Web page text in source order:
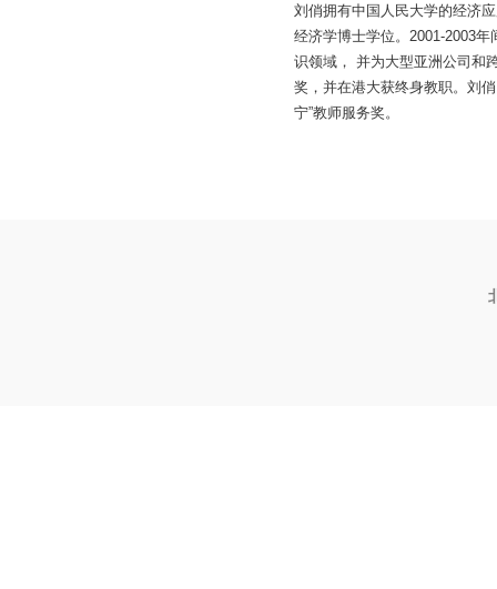
刘俏拥有中国人民大学的经济
经济学博士学位。2001-2003
识领域， 并为大型亚洲公司和
奖，并在港大获终身教职。刘
宁”教师服务奖。